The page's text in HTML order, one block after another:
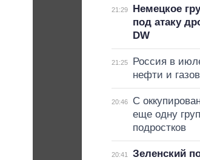
21:29
Немецкое
под атаку
DW
21:25
Россия в
нефти и
20:46
С
еще одну
подростков
20:41
Зеленский